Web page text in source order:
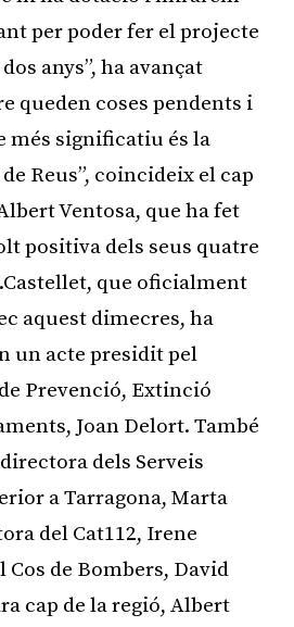
per poder fer el projecte
anys”, ha avançat
queden coses pendents i
més significatiu és la
Reus”, coincideix el cap
Ventosa, que ha fet
positiva dels seus quatre
que oficialment
aquest dimecres, ha
un acte presidit pel
Prevenció, Extinció
Joan Delort. També
dels Serveis
a Tarragona, Marta
del Cat112, Irene
Cos de Bombers, David
cap de la regió, Albert